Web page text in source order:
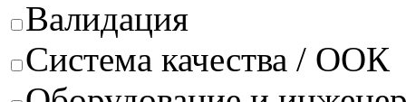
Валидация
Система качества / ООК